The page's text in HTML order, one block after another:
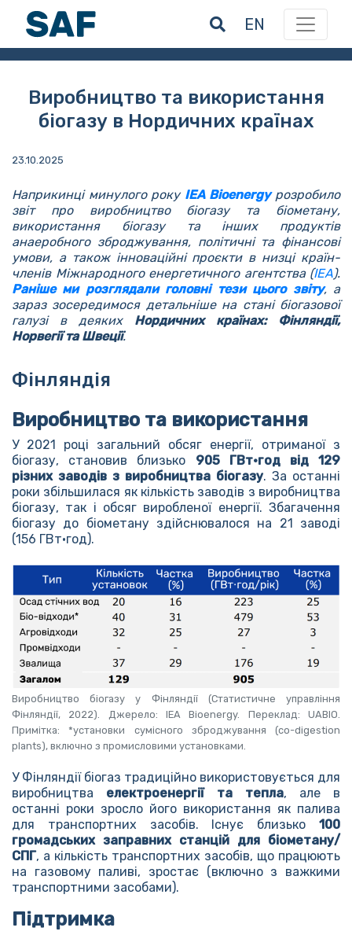
EN
Виробництво та використання
біогазу в Нордичних країнах
23.10.2025
Наприкинці минулого року IEA Bioenergyрозробило
звіт про виробництво біогазу та біометану,
використання біогазу та інших продуктів
анаеробного зброджування, політичні та фінансові
умови, а також інноваційні проєкти в низці країн-
членів Міжнародного енергетичного агентства (IEA).
Раніше ми розглядали головні тези цього звіту, а
зараз зосередимося детальніше на стані біогазової
галузі в деяких Нордичних країнах: Фінляндії,
Норвегії та Швеції.
Фінляндія
Виробництво та використання
У 2021 році загальний обсяг енергії, отриманої з
біогазу, становив близько 905 ГВт·год від 129
різних заводів з виробництва біогазу. За останні
роки збільшилася як кількість заводів з виробництва
біогазу, так і обсяг виробленої енергії. Збагачення
біогазу до біометану здійснювалося на 21 заводі
(156 ГВт·год).
Виробництво біогазу у Фінляндії (Статистичне управління
Фінляндії, 2022). Джерело: IEA Bioenergy. Переклад: UABIO.
Примітка: *установки сумісного зброджування (co-digestion
plants), включно з промисловими установками.
У Фінляндії біогаз традиційно використовується для
виробництва електроенергії та тепла, але в
останні роки зросло його використання як палива
для транспортних засобів. Існує близько 100
громадських заправних станцій для біометану/
СПГ, а кількість транспортних засобів, що працюють
на газовому паливі, зростає (включно з важкими
транспортними засобами).
Підтримка